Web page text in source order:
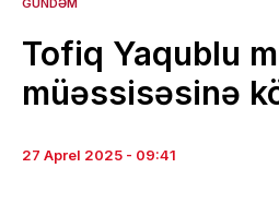
GÜNDƏM
Tofiq Yaqublu
müəssisəsinə
27 Aprel 2025 - 09:41